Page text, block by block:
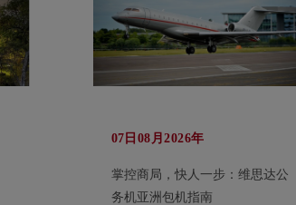
07日08月2026年
掌控商局，快人一步：维思达公
务机亚洲包机指南